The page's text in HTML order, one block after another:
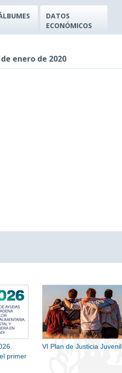
DATOS
ECONÓMICOS
enero de 2020
primer
VI Plan de Justicia Juvenil